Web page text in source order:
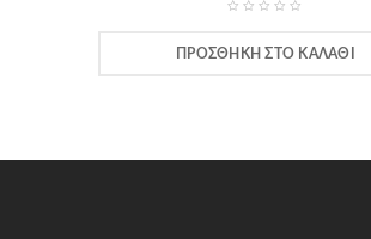
ΠΡΟΣΘΉΚΗ ΣΤΟ ΚΑΛΆΘΙ